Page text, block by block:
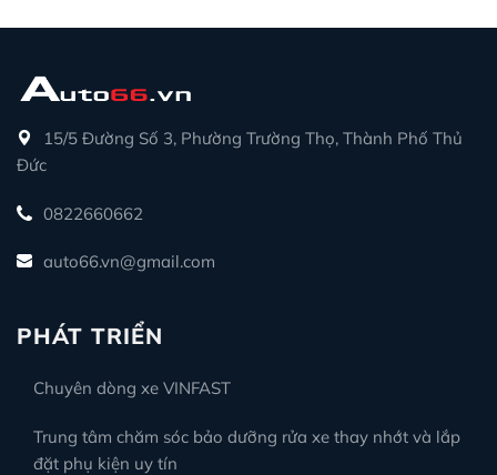
15/5 Đường Số 3, Phường Trường Thọ, Thành Phố Thủ
Đức
0822660662
auto66.vn@gmail.com
PHÁT TRIỂN
Chuyên dòng xe VINFAST
Trung tâm chăm sóc bảo dưỡng rửa xe thay nhớt và lắp
đặt phụ kiện uy tín